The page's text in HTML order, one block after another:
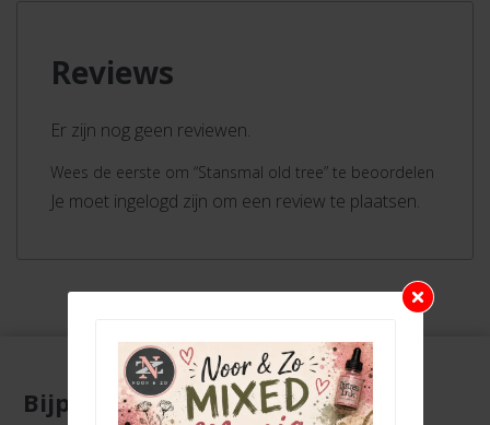
Reviews
Er zijn nog geen reviewen.
Wees de eerste om “Stansmal old tree” te beoordelen
Je moet ingelogd zijn om een review te plaatsen.
Bijpassende producten